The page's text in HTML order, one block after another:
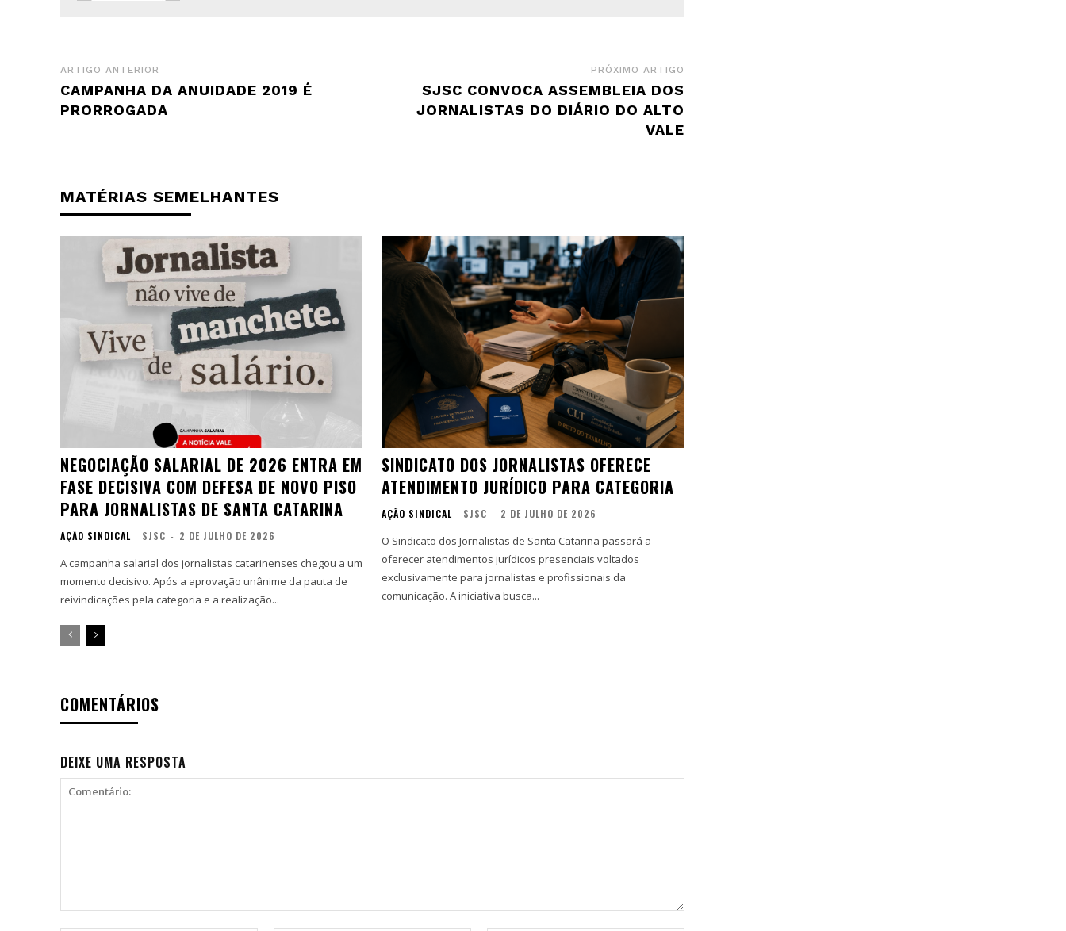
ARTIGO ANTERIOR
CAMPANHA DA ANUIDADE 2019 É
PRORROGADA
PRÓXIMO ARTIGO
SJSC CONVOCA ASSEMBLEIA DOS
JORNALISTAS DO DIÁRIO DO ALTO
VALE
MATÉRIAS SEMELHANTES
NEGOCIAÇÃO SALARIAL DE 2026 ENTRA EM
FASE DECISIVA COM DEFESA DE NOVO PISO
PARA JORNALISTAS DE SANTA CATARINA
AÇÃO SINDICAL SJSC - 2 DE JULHO DE 2026
A campanha salarial dos jornalistas catarinenses chegou a um
momento decisivo. Após a aprovação unânime da pauta de
reivindicações pela categoria e a realização...
SINDICATO DOS JORNALISTAS OFERECE
ATENDIMENTO JURÍDICO PARA CATEGORIA
AÇÃO SINDICAL SJSC - 2 DE JULHO DE 2026
O Sindicato dos Jornalistas de Santa Catarina passará a
oferecer atendimentos jurídicos presenciais voltados
exclusivamente para jornalistas e profissionais da
comunicação. A iniciativa busca...
COMENTÁRIOS
DEIXE UMA RESPOSTA